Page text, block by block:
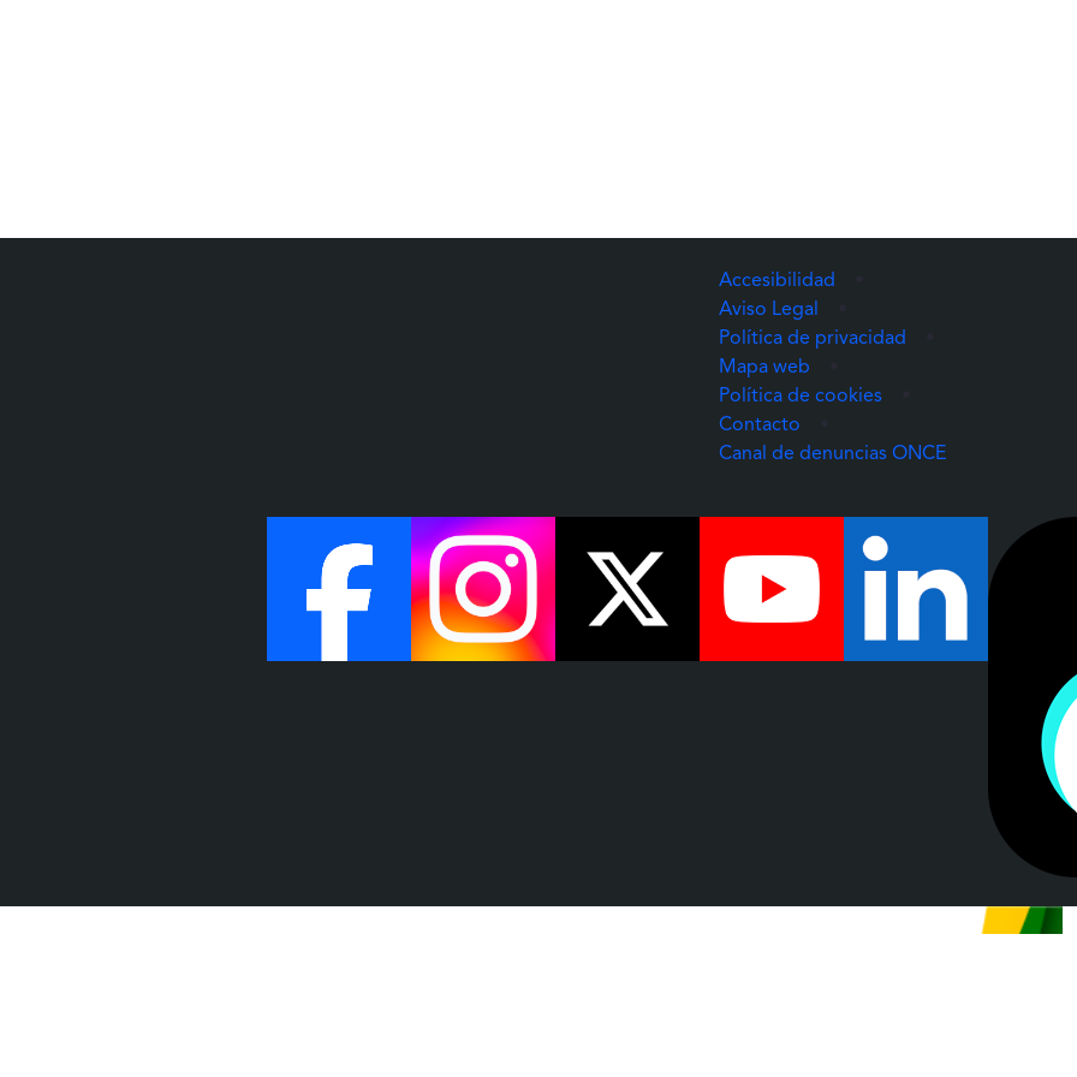
Accesibilidad
Aviso Legal
Política de privacidad
Mapa web
Política de cookies
Contacto
Canal de denuncias ONCE(Abre una